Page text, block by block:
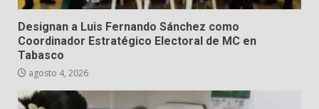
Designan a Luis Fernando Sánchez como
Coordinador Estratégico Electoral de MC en
Tabasco
agosto 4, 2026